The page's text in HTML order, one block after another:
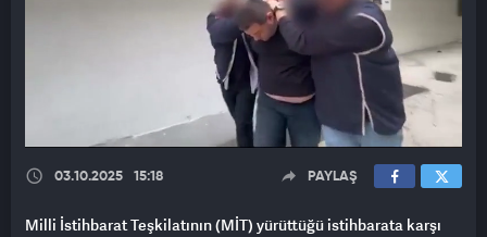
03.10.2025 15:18 PAYLAŞ
Milli İstihbarat Teşkilatının (MİT) yürüttüğü istihbarata karşı